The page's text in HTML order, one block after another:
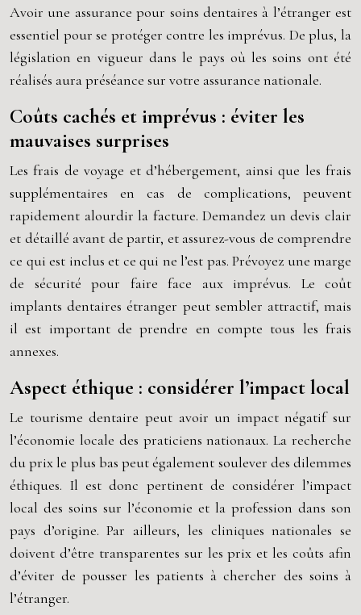
Avoir une assurance pour soins dentaires à l’étranger est
essentiel pour se protéger contre les imprévus. De plus, la
législation en vigueur dans le pays où les soins ont été
réalisés aura préséance sur votre assurance nationale.
Coûts cachés et imprévus : éviter les
mauvaises surprises
Les frais de voyage et d’hébergement, ainsi que les frais
supplémentaires en cas de complications, peuvent
rapidement alourdir la facture. Demandez un devis clair
et détaillé avant de partir, et assurez-vous de comprendre
ce qui est inclus et ce qui ne l’est pas. Prévoyez une marge
de sécurité pour faire face aux imprévus. Le coût
implants dentaires étranger peut sembler attractif, mais
il est important de prendre en compte tous les frais
annexes.
Aspect éthique : considérer l’impact local
Le tourisme dentaire peut avoir un impact négatif sur
l’économie locale des praticiens nationaux. La recherche
du prix le plus bas peut également soulever des dilemmes
éthiques. Il est donc pertinent de considérer l’impact
local des soins sur l’économie et la profession dans son
pays d’origine. Par ailleurs, les cliniques nationales se
doivent d’être transparentes sur les prix et les coûts afin
d’éviter de pousser les patients à chercher des soins à
l’étranger.